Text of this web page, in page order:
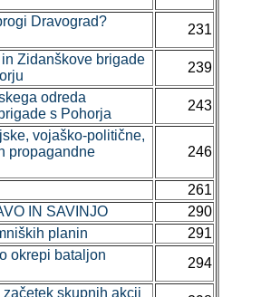
Dravograd?
231
Zidanškove brigade
239
odreda
s Pohorja
243
vojaško-politične,
propagandne
246
261
IN SAVINJO
290
planin
291
okrepi bataljon
294
skupnih akcij